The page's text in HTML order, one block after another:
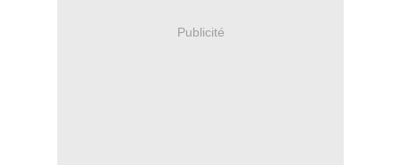
Publicité